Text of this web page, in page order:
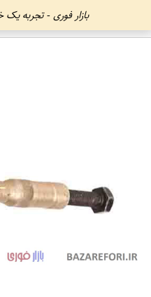
بازار فوری - تجربه